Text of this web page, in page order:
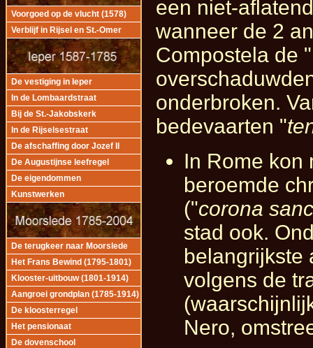
Voorgoed op de vlucht (1578)
Verblijf in Rijsel en St.-Omer
De vestiging in Ieper
In de Lombaardstraat
Bij de St.-Jakobskerk
In de Rijselsestraat
De afschaffing door Jozef II
De Augustijnse leefregel
De eigendommen
Kunstwerken
De terugkeer naar Moorslede
Het Frans Bewind (1795-1801)
Klooster-uitbouw (1801-1914)
Aangroei grondplan (1785-1914)
De kloosterregel
Het pensionaat
De dovenschool
een niet-
wanneer de 2
Compostela de "
onderbroken.
bedevaarten "
In Rome kon
beroemde
("corona
stad ook.
belangrijkste
volgens de
Nero,